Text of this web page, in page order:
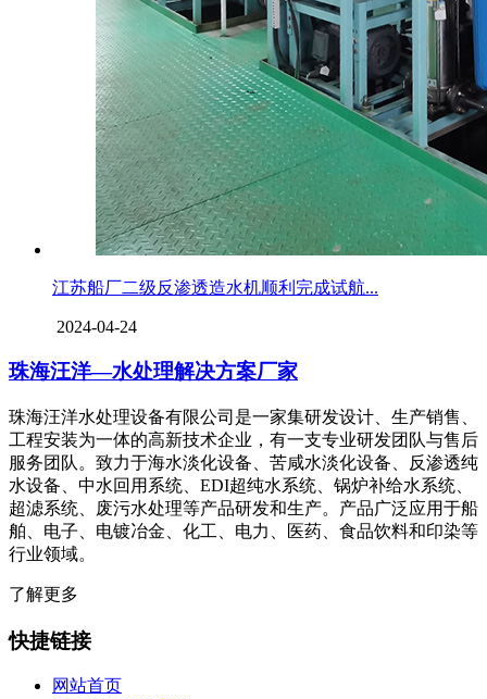
江苏船厂二级反渗透造水机顺利完成试航...
2024-04-24
珠海汪洋—水处理解决方案厂家
珠海汪洋水处理设备有限公司是一家集研发设计、生产销售、
工程安装为一体的高新技术企业，有一支专业研发团队与售后
服务团队。致力于海水淡化设备、苦咸水淡化设备、反渗透纯
水设备、中水回用系统、EDI超纯水系统、锅炉补给水系统、
超滤系统、废污水处理等产品研发和生产。产品广泛应用于船
舶、电子、电镀冶金、化工、电力、医药、食品饮料和印染等
行业领域。
了解更多
快捷链接
网站首页